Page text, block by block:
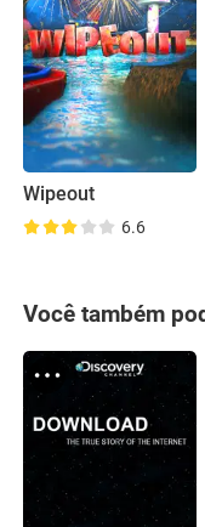
Wipeout
6.6
Você também